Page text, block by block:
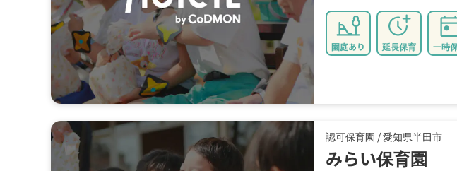
園庭あり 延長保育 一時
認可保育園 /愛知県半田市
みらい保育園